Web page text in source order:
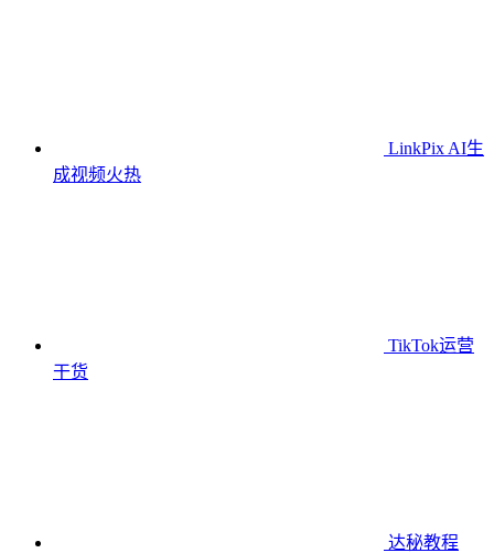
LinkPix AI生
成视频火热
TikTok运营
干货
达秘教程